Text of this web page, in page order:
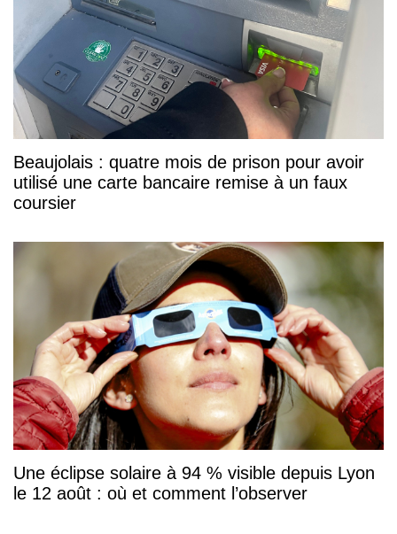
Beaujolais : quatre mois de prison pour avoir
utilisé une carte bancaire remise à un faux
coursier
Une éclipse solaire à 94 % visible depuis Lyon
le 12 août : où et comment l’observer